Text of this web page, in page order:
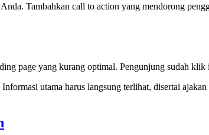
Tambahkan call to action yang mendorong
page yang kurang optimal. Pengunjung sudah
utama harus langsung terlihat, disertai